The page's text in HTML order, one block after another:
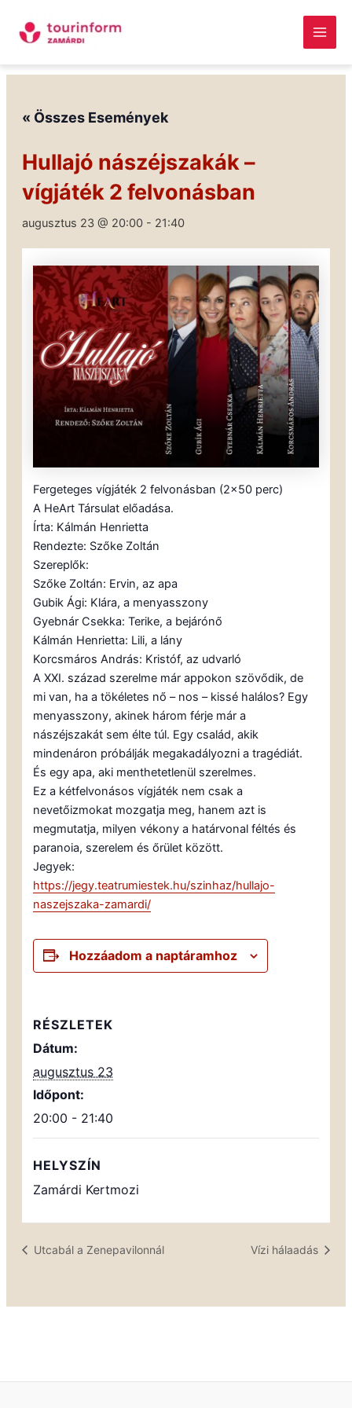
Megszakítás
content
Main
« Összes Események
Hullajó nászéjszakák –
vígjáték 2 felvonásban
augusztus 23 @ 20:00- 21:40
Fergeteges vígjáték 2 felvonásban (2×50 perc)
A HeArt Társulat előadása.
Írta: Kálmán Henrietta
Rendezte: Szőke Zoltán
Szereplők:
Szőke Zoltán: Ervin, az apa
Gubik Ági: Klára, a menyasszony
Gyebnár Csekka: Terike, a bejárónő
Kálmán Henrietta: Lili, a lány
Korcsmáros András: Kristóf, az udvarló
A XXI. század szerelme már appokon szövődik, de
mi van, ha a tökéletes nő – nos – kissé halálos? Egy
menyasszony, akinek három férje már a
nászéjszakát sem élte túl. Egy család, akik
mindenáron próbálják megakadályozni a tragédiát.
És egy apa, aki menthetetlenül szerelmes.
Ez a kétfelvonásos vígjáték nem csak a
nevetőizmokat mozgatja meg, hanem azt is
megmutatja, milyen vékony a határvonal féltés és
paranoia, szerelem és őrület között.
Jegyek:
https://jegy.teatrumiestek.hu/szinhaz/hullajo-
naszejszaka-zamardi/
Hozzáadom a naptáramhoz
RÉSZLETEK
Dátum:
augusztus 23
Időpont:
20:00 - 21:40
HELYSZÍN
Zamárdi Kertmozi
Utcabál a Zenepavilonnál Vízi hálaadás